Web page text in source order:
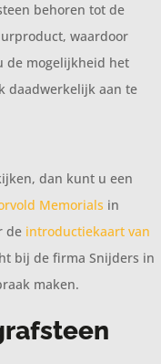
behoren tot de
waardoor
de mogelijkheid het
daadwerkelijk aan te
dan kunt u een
Memorials in
de introductiekaart van
bij de firma Snijders in
maken.